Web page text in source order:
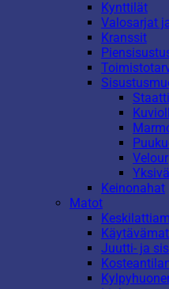
Kynttilät
Valosarjat
Kranssit
Velour
Keinonahat
Matot
Juutti- ja